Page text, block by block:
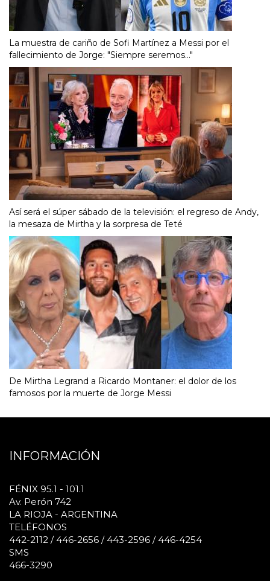
La muestra de cariño de Sofi Martínez a Messi por el
fallecimiento de Jorge: "Siempre seremos..."
Así será el súper sábado de la televisión: el regreso de Andy,
la mesaza de Mirtha y la sorpresa de Teté
De Mirtha Legrand a Ricardo Montaner: el dolor de los
famosos por la muerte de Jorge Messi
INFORMACIÓN
FÉNIX 95.1 - 101.1
Av. Perón 742
LA RIOJA - ARGENTINA
TELÉFONOS
442-2112 / 446-2656 / 443-2596 / 446-4254
SMS
466-3290